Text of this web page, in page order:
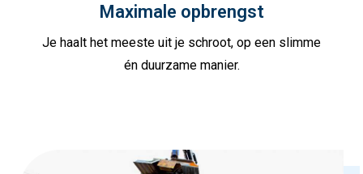
Maximale opbrengst
Je haalt het meeste uit je schroot, op een slimme
én duurzame manier.